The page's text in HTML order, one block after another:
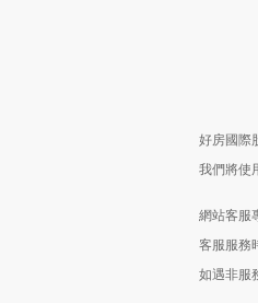
好房國際
我們將使
網站客服
客服服務
如遇非服